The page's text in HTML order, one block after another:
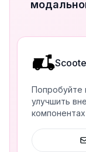
Попробуйте
улучшить